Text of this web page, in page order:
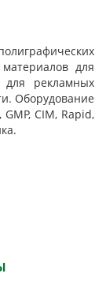
для
для рекламных
Оборудование
CIM, Rapid,